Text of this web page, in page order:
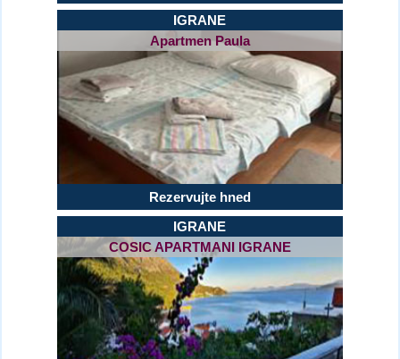
IGRANE
Apartmen Paula
Rezervujte hned
IGRANE
COSIC APARTMANI IGRANE